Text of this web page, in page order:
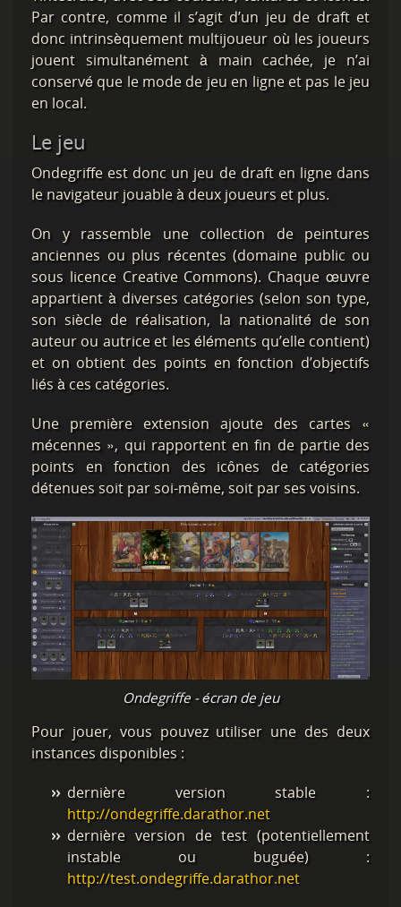
Par contre, comme il s’agit d’un jeu de draft et
donc intrinsèquement multijoueur où les joueurs
jouent simultanément à main cachée, je n’ai
conservé que le mode de jeu en ligne et pas le jeu
en local.
Le jeu
Ondegriffe est donc un jeu de draft en ligne dans
le navigateur jouable à deux joueurs et plus.
On y rassemble une collection de peintures
anciennes ou plus récentes (domaine public ou
sous licence Creative Commons). Chaque œuvre
appartient à diverses catégories (selon son type,
son siècle de réalisation, la nationalité de son
auteur ou autrice et les éléments qu’elle contient)
et on obtient des points en fonction d’objectifs
liés à ces catégories.
Une première extension ajoute des cartes «
mécennes », qui rapportent en fin de partie des
points en fonction des icônes de catégories
détenues soit par soi-même, soit par ses voisins.
Ondegriffe - écran de jeu
Pour jouer, vous pouvez utiliser une des deux
instances disponibles :
dernière version stable :
http://ondegriffe.darathor.net
dernière version de test (potentiellement
instable ou buguée) :
http://test.ondegriffe.darathor.net